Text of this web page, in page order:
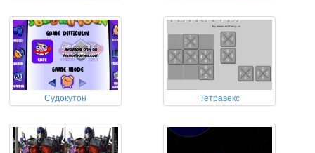
Судокутон Тетравекс